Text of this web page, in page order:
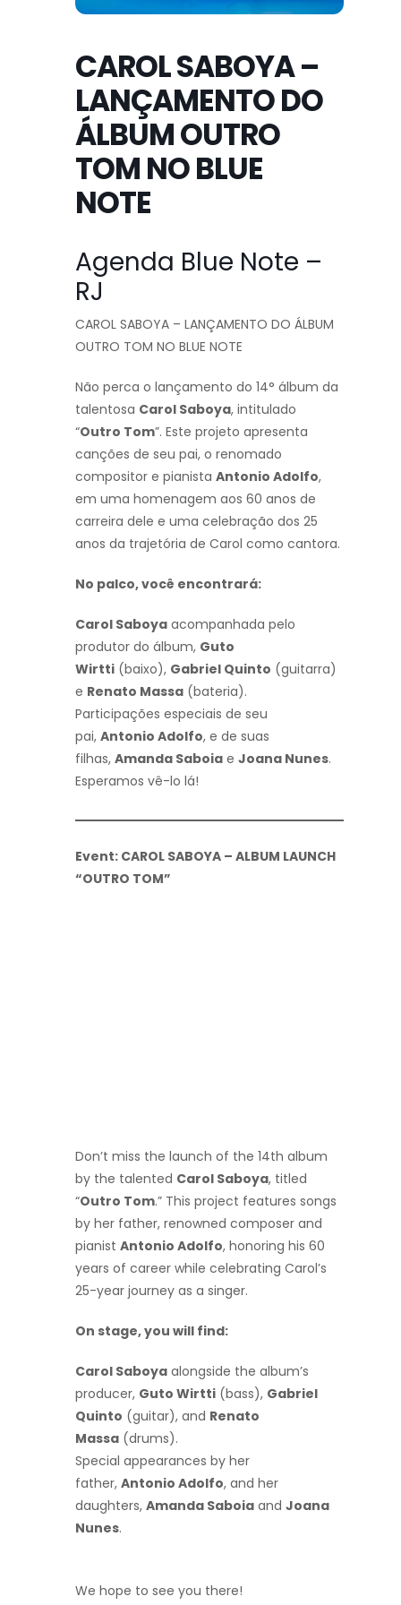
CAROL SABOYA –
LANÇAMENTO DO
ÁLBUM OUTRO
TOM NO BLUE
NOTE
Agenda Blue Note –
RJ
CAROL SABOYA – LANÇAMENTO DO ÁLBUM
OUTRO TOM NO BLUE NOTE
Não perca o lançamento do 14° álbum da
talentosa Carol Saboya, intitulado
“Outro Tom”. Este projeto apresenta
canções de seu pai, o renomado
compositor e pianista Antonio Adolfo,
em uma homenagem aos 60 anos de
carreira dele e uma celebração dos 25
anos da trajetória de Carol como cantora.
No palco, você encontrará:
Carol Saboya acompanhada pelo
produtor do álbum, Guto
Wirtti (baixo), Gabriel Quinto (guitarra)
e Renato Massa (bateria).
Participações especiais de seu
pai, Antonio Adolfo, e de suas
filhas, Amanda Saboia e Joana Nunes.
Esperamos vê-lo lá!
Event: CAROL SABOYA – ALBUM LAUNCH
“OUTRO TOM”
Don’t miss the launch of the 14th album
by the talented Carol Saboya, titled
“Outro Tom.” This project features songs
by her father, renowned composer and
pianist Antonio Adolfo, honoring his 60
years of career while celebrating Carol’s
25-year journey as a singer.
On stage, you will find:
Carol Saboya alongside the album’s
producer, Guto Wirtti (bass), Gabriel
Quinto (guitar), and Renato
Massa (drums).
Special appearances by her
father, Antonio Adolfo, and her
daughters, Amanda Saboia and Joana
Nunes.
We hope to see you there!